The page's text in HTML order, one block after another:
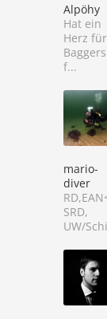
Alpöhy
Hat ein
Herz für
f...
mario-
diver
SRD,
UW/